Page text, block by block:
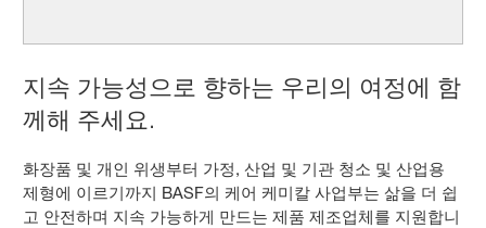
지속 가능성으로 향하는 우리의 여정에 함
께해 주세요.
화장품 및 개인 위생부터 가정, 산업 및 기관 청소 및 산업용
제형에 이르기까지 BASF의 케어 케미칼 사업부는 삶을 더 쉽
고 안전하며 지속 가능하게 만드는 제품 제조업체를 지원합니